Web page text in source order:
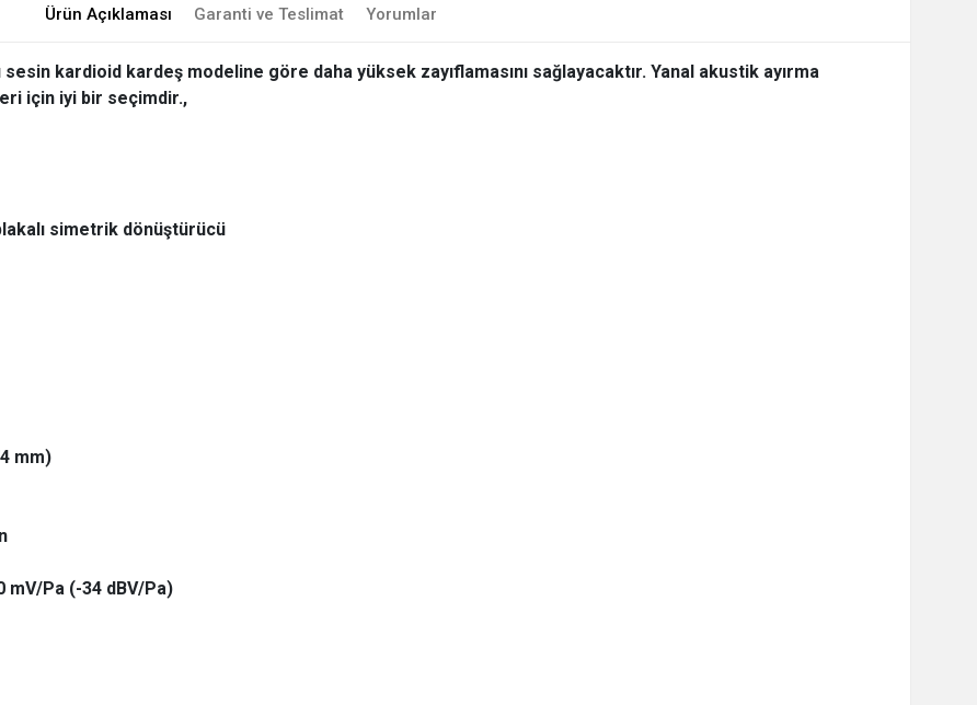
Ürün Açıklaması Garanti ve Teslimat Yorumlar
kardioid kardeş modeline göre daha yüksek zayıflamasını sağlayacaktır. Yanal akustik ayırma
için iyi bir seçimdir.,
simetrik dönüştürücü
mm)
Pa (-34 dBV/Pa)